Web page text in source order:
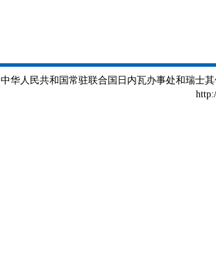
中华人民共和国常驻联合国日内瓦办事处和瑞士